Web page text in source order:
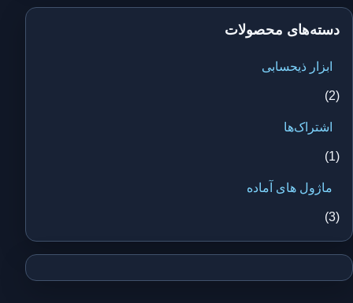
دسته‌های محصولات
ابزار ذیحسابی
(2)
اشتراک‌ها
(1)
ماژول های آماده
(3)